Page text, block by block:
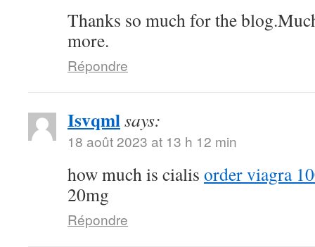
Thanks so much for the
more.
Répondre
Isvqmlsays:
18 août 2023 at 13 h 12 min
how much is cialis order viagra
20mg
Répondre